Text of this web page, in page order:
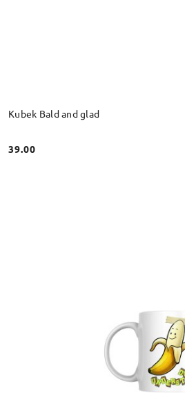
Kubek Bald and glad
Cena:
39.00